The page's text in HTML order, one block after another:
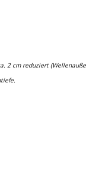
cm reduziert